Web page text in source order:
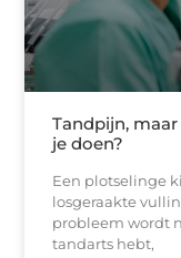
Tandpijn,
je doen?
Een plotselinge
losgeraakte
probleem wordt
tandarts hebt,